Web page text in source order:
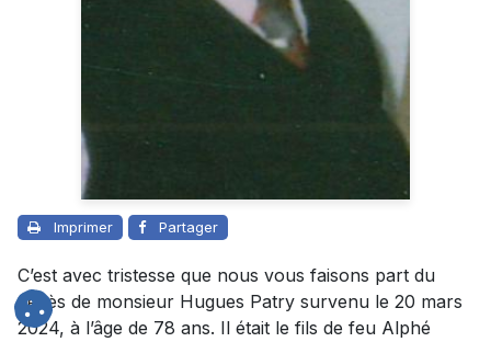
Imprimer Partager
C’est avec tristesse que nous vous faisons part du
décès de monsieur Hugues Patry survenu le 20 mars
2024, à l’âge de 78 ans. Il était le fils de feu Alphé